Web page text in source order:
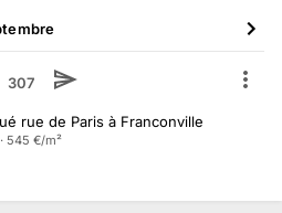
307
rue de Paris à Franconville
545 €/m²